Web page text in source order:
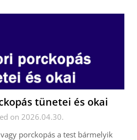
tünetei és okai
on 2026.04.30.
porckopás a test bármelyik